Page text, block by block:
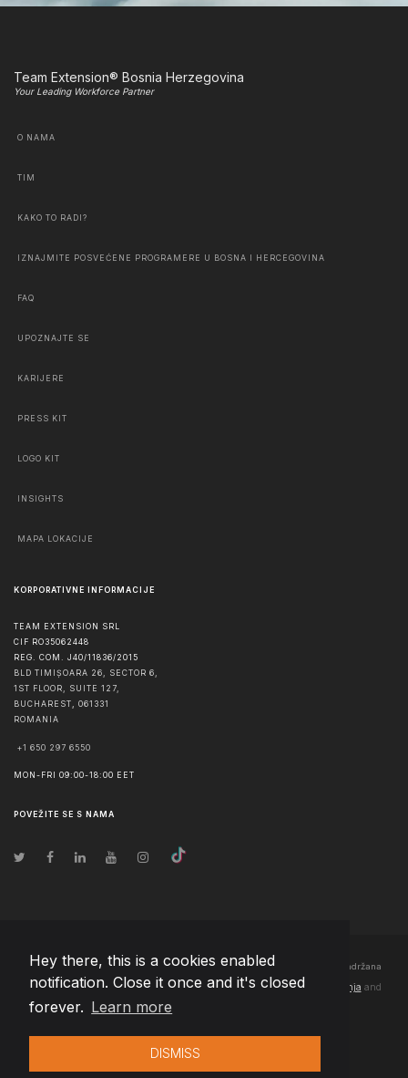
Hey there, this is a cookies enabled
notification. Close it once and it's closed
forever. Learn more
DISMISS
Team Extension® Bosnia Herzegovina
Your Leading Workforce Partner
O NAMA
TIM
KAKO TO RADI?
IZNAJMITE POSVEĆENE PROGRAMERE U BOSNA I HERCEGOVINA
FAQ
UPOZNAJTE SE
KARIJERE
PRESS KIT
LOGO KIT
INSIGHTS
MAPA LOKACIJE
KORPORATIVNE INFORMACIJE
TEAM EXTENSION SRL
CIF RO35062448
REG. COM. J40/11836/2015
BLD TIMIȘOARA 26, SECTOR 6,
1ST FLOOR, SUITE 127,
BUCHAREST
061331
ROMANIA
+1 650 297 6550
MON-FRI 09:00-18:00 EET
POVEŽITE SE S NAMA
© Autorska prava 2026 Team Extension Bosnia Herzegovina - Sva prava zadržana
Changelog● Korišćenjem ove stranice slažete se sa našimPravila korištenja and
Politika privatnosti